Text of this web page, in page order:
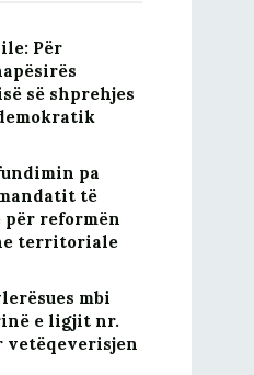
Për
së shprehjes
pa
të
për reformën
territoriale
mbi
e ligjit nr.
vetëqeverisjen